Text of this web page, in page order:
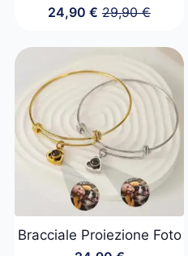
29,90€
Il
originale
29,90 €.
24,90€ Il
attuale
24,90 €.
Bracciale Proiezione Foto